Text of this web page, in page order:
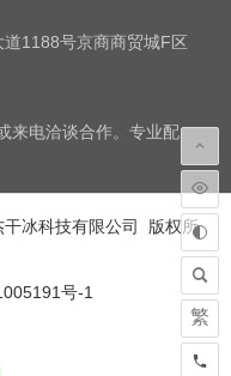
1188号京商商贸城F区
来电洽谈合作。专业配
冰科技有限公司 版权所
号-1
繁